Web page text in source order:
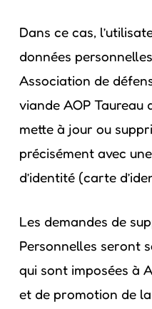
Dans ce cas,
données
Association de
viande AOP Taureau
mette à jour ou
précisément avec
d’identité (carte
Les demandes de
Personnelles seront
qui sont imposées à
et de promotion de